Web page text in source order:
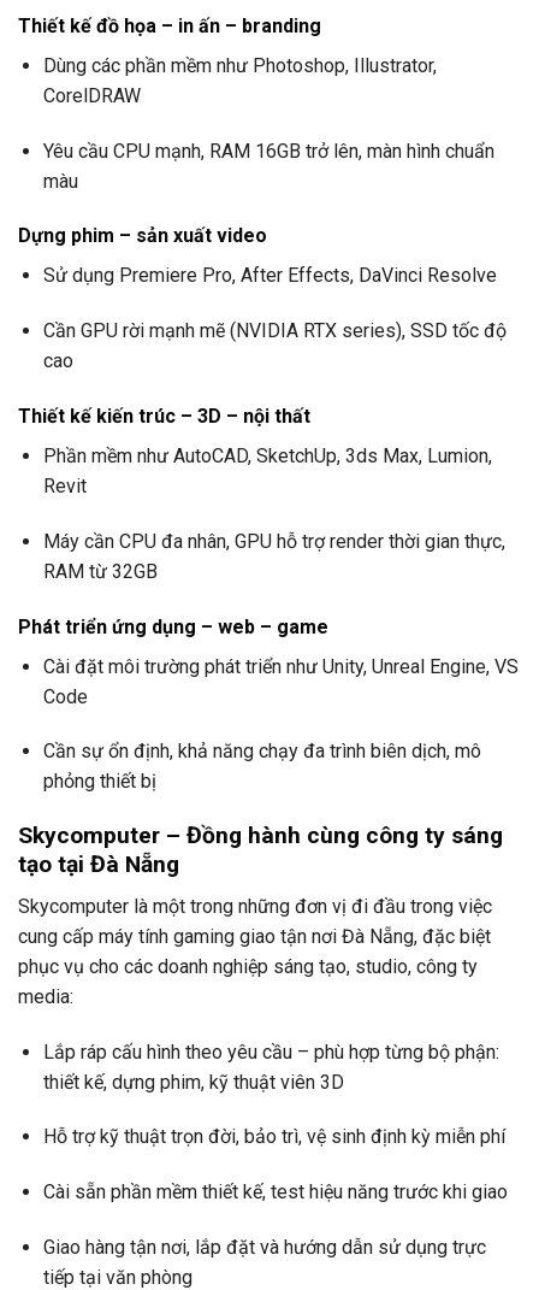
Thiết kế đồ họa – in ấn – branding
Dùng các phần mềm như Photoshop, Illustrator,
CorelDRAW
Yêu cầu CPU mạnh, RAM 16GB trở lên, màn hình chuẩn
màu
Dựng phim – sản xuất video
Sử dụng Premiere Pro, After Effects, DaVinci Resolve
Cần GPU rời mạnh mẽ (NVIDIA RTX series), SSD tốc độ
cao
Thiết kế kiến trúc – 3D – nội thất
Phần mềm như AutoCAD, SketchUp, 3ds Max, Lumion,
Revit
Máy cần CPU đa nhân, GPU hỗ trợ render thời gian thực,
RAM từ 32GB
Phát triển ứng dụng – web – game
Cài đặt môi trường phát triển như Unity, Unreal Engine, VS
Code
Cần sự ổn định, khả năng chạy đa trình biên dịch, mô
phỏng thiết bị
Skycomputer – Đồng hành cùng công ty sáng
tạo tại Đà Nẵng
Skycomputer là một trong những đơn vị đi đầu trong việc
cung cấp máy tính gaming giao tận nơi Đà Nẵng, đặc biệt
phục vụ cho các doanh nghiệp sáng tạo, studio, công ty
media:
Lắp ráp cấu hình theo yêu cầu – phù hợp từng bộ phận:
thiết kế, dựng phim, kỹ thuật viên 3D
Hỗ trợ kỹ thuật trọn đời, bảo trì, vệ sinh định kỳ miễn phí
Cài sẵn phần mềm thiết kế, test hiệu năng trước khi giao
Giao hàng tận nơi, lắp đặt và hướng dẫn sử dụng trực
tiếp tại văn phòng